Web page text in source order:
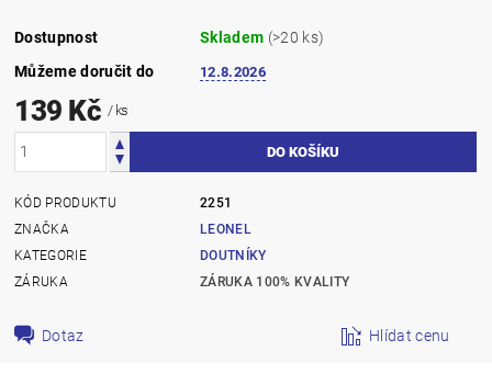
Dostupnost Skladem (>20 ks)
Můžeme doručit do
12.8.2026
139 Kč / ks
KÓD PRODUKTU
2251
ZNAČKA
LEONEL
KATEGORIE
DOUTNÍKY
ZÁRUKA
ZÁRUKA 100% KVALITY
Dotaz Hlídat cenu